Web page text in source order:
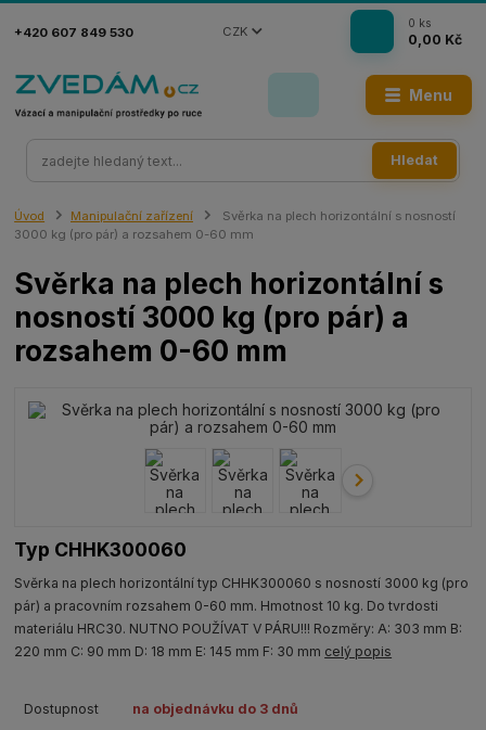
Menu
CZK
Hledat
+420 607 849 530
0 ks
0,00 Kč
Úvod Manipulační zařízení
Svěrka na plech horizontální s nosností
3000 kg (pro pár) a rozsahem 0-60 mm
Svěrka na plech horizontální s
nosností 3000 kg (pro pár) a
rozsahem 0-60 mm
Typ CHHK300060
Svěrka na plech horizontální typ CHHK300060 s nosností 3000 kg (pro
pár) a pracovním rozsahem 0-60 mm. Hmotnost 10 kg. Do tvrdosti
materiálu HRC30. NUTNO POUŽÍVAT V PÁRU!!! Rozměry: A: 303 mm B:
220 mm C: 90 mm D: 18 mm E: 145 mm F: 30 mm celý popis
Dostupnost na objednávku do 3 dnů